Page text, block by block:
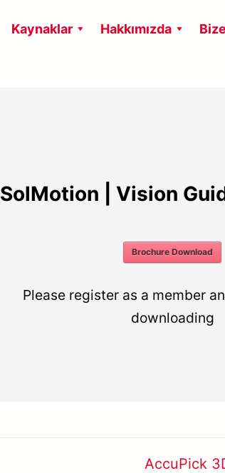
Kaynaklar Hakkımızda
SolMotion | Vision
Brochure Download
Please register as a member
downloading
AccuPick